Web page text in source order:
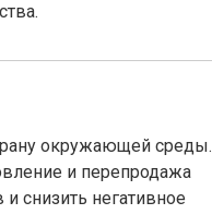
окружающей среды.
и перепродажа
снизить негативное